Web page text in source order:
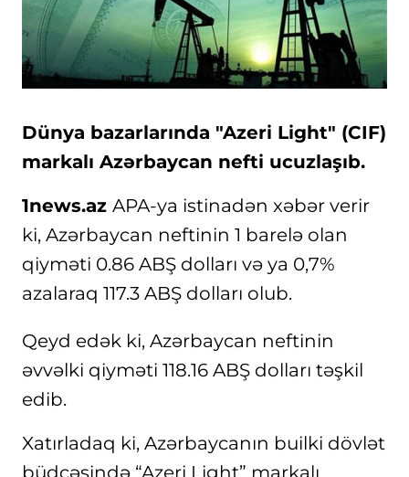
Dünya bazarlarında "Azeri Light" (CIF)
markalı Azərbaycan nefti ucuzlaşıb.
1news.az APA-ya istinadən xəbər verir
ki, Azərbaycan neftinin 1 barelə olan
qiyməti 0.86 ABŞ dolları və ya 0,7%
azalaraq 117.3 ABŞ dolları olub.
Qeyd edək ki, Azərbaycan neftinin
əvvəlki qiyməti 118.16 ABŞ dolları təşkil
edib.
Xatırladaq ki, Azərbaycanın builki dövlət
büdcəsində “Azeri Light” markalı